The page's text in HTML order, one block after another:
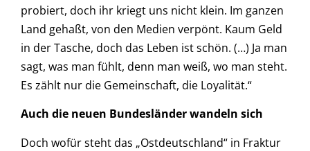
probiert, doch ihr kriegt uns nicht klein. Im ganzen
Land gehaßt, von den Medien verpönt. Kaum Geld
in der Tasche, doch das Leben ist schön. (…) Ja man
sagt, was man fühlt, denn man weiß, wo man steht.
Es zählt nur die Gemeinschaft, die Loyalität.“
Auch die neuen Bundesländer wandeln sich
Doch wofür steht das „Ostdeutschland“ in Fraktur